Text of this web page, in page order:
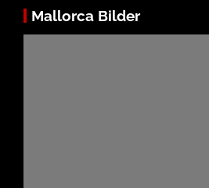
Mallorca Bilder